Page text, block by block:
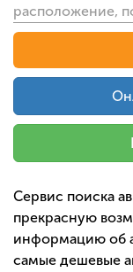
расположение,
Сервис поиска
прекрасную
информацию об
самые дешевые